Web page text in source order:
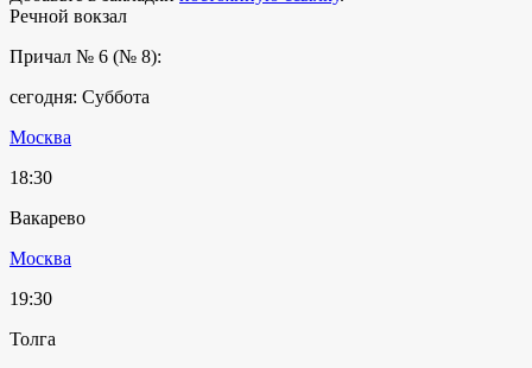
Речной вокзал
Причал № 6 (№ 8):
сегодня: Суббота
Москва
18:30
Вакарево
Москва
19:30
Толга